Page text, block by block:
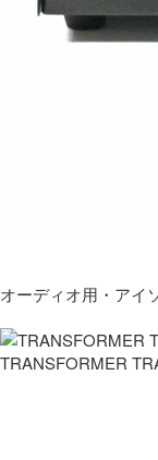
オーディオ用・アイ
TRANSFORMER